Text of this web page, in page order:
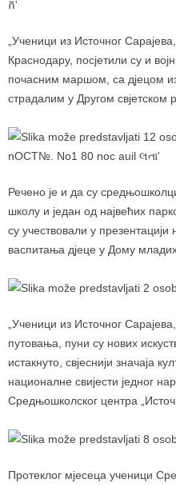
„Ученици из Источног
Краснодару, посјетили су и
почасним маршом, са дјецом
страдалим у Другом свјетском
Речено је и да су
школу и један од највећих
су учествовали у
васпитања дјеце у Дому
„Ученици из Источног
путовања, пуни су нових
истакнуто, свјеснији значаја
националне свијести једног
Средњошколског центра
Протеклог мјесеца ученици